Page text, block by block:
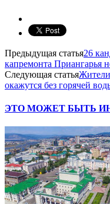
Предыдущая статья26
капремонта Приангарья
Следующая статьяЖители
окажутся без горячей
ЭТО МОЖЕТ БЫТЬ